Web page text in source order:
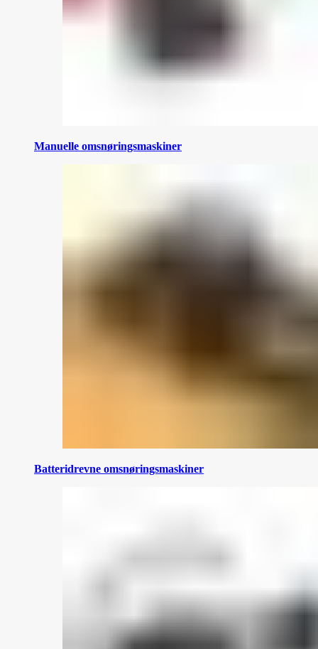
Manuelle omsnøringsmaskiner
Batteridrevne omsnøringsmaskiner